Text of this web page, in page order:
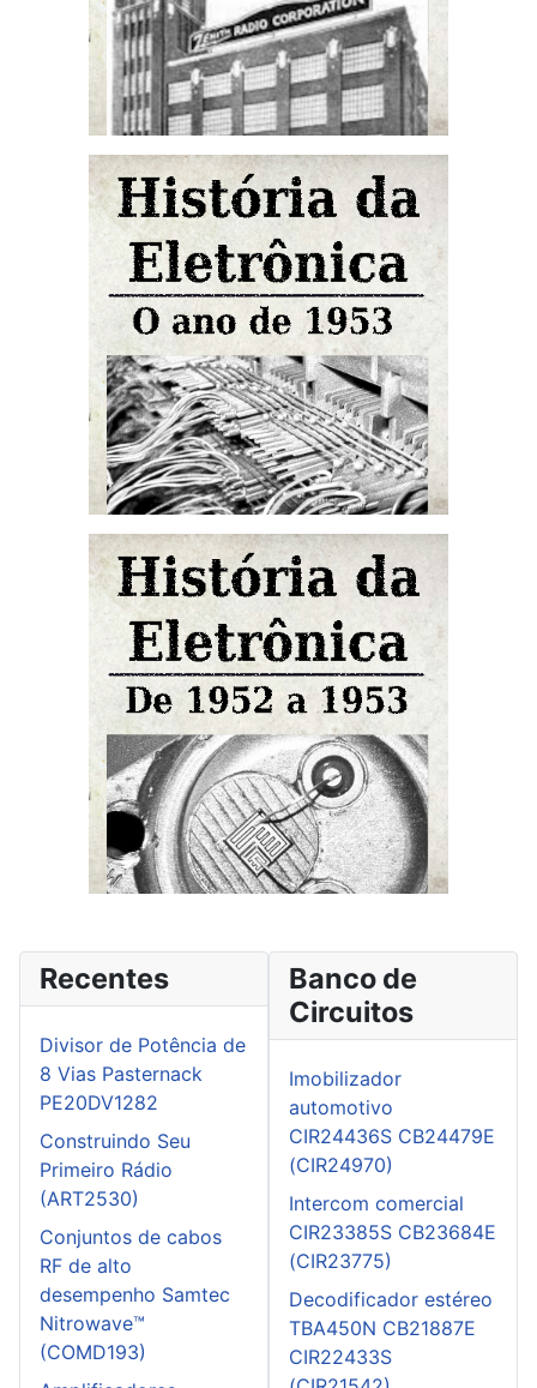
Recentes
Divisor de Potência de
8 Vias Pasternack
PE20DV1282
Construindo Seu
Primeiro Rádio
(ART2530)
Conjuntos de cabos
RF de alto
desempenho Samtec
Nitrowave™
(COMD193)
Banco de
Circuitos
Imobilizador
automotivo
CIR24436S CB24479E
(CIR24970)
Intercom comercial
CIR23385S CB23684E
(CIR23775)
Decodificador estéreo
TBA450N CB21887E
CIR22433S